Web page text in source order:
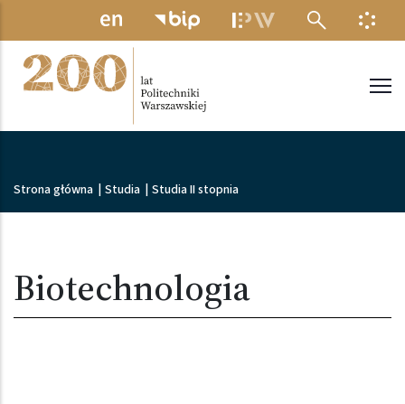
Przejdź do treści
MENU
Ścieżka nawigacyjna
Strona główna Studia Studia II stopnia
Biotechnologia